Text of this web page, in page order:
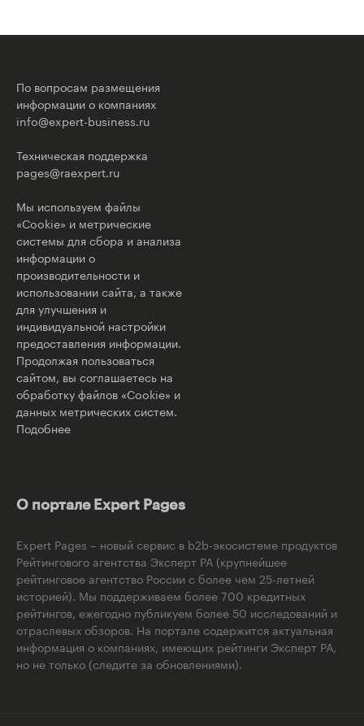
По вопросам размещения
информации о компаниях
info@expert-business.ru
Техническая поддержка
pages@raexpert.ru
Мы используем файлы
«Cookie» и метрические
системы для сбора и анализа
информации о
производительности и
использовании сайта, а также
для улучшения и
индивидуальной настройки
предоставления информации.
Продолжая пользоваться
сайтом, вы соглашаетесь на
обработку файлов «Cookie» и
данных метрических систем.
Подобнее
О портале Expert Pages
Expert Pages – новый сервис в b2b-экосистеме продуктов
Рейтингового агентства Эксперт РА (крупнейшее
рейтинговое агентство России с более чем 25-летней
историей). Мы поддерживаем более 700 кредитных
рейтингов, ежегодно публикуем более 50 исследований и
отраслевых обзоров. На портале содержится актуальная
информация о компаниях, имеющих рейтинги Эксперт РА,
но не только (следите за обновлениями).